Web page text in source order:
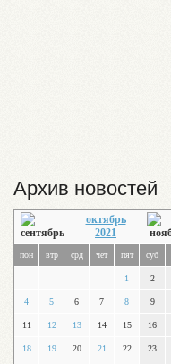
Архив новостей
октябрь
2021
пон втр срд чет пят суб
1 2
4 5 6 7 8 9
11 12 13 14 15 16
18 19 20 21 22 23